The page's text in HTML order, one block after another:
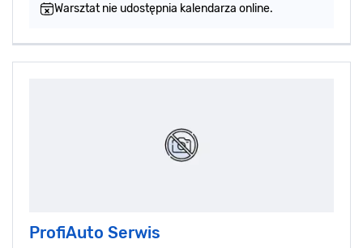
Warsztat nie udostępnia kalendarza online.
ProfiAuto Serwis